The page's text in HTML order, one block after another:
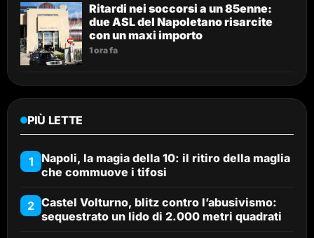
Ritardi nei soccorsi a un 85enne:
due ASL del Napoletano risarcite
con un maxi importo
1 ora fa
PIÙ LETTE
1
Napoli, la magia della 10: il ritiro della maglia
che commuove i tifosi
2 Castel Volturno, blitz contro l’abusivismo:
sequestrato un lido di 2.000 metri quadrati